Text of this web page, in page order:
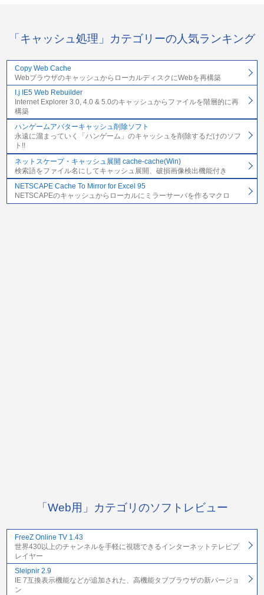
「キャッシュ処理」カテゴリーの人気ランキング
Copy Web Cache
WebブラウザのキャッシュからローカルディスクにWebを再構築
I.j IE5 Web Rebuilder
Internet Explorer 3.0, 4.0 & 5.0のキャッシュからファイルを階層的に再
構築
ハンゲームアバターキャッシュ削除ソフト
永遠に溜まっていく「ハンゲーム」のキャッシュを削除するだけのソフ
ト!!
ネットスケープ・キャッシュ展開 cache-cache(Win)
検索語をファイル名にしてキャッシュ展開、破損画像検出機能付き
NETSCAPE Cache To Mirror for Excel 95
NETSCAPEのキャッシュからローカルにミラーサーバを作るマクロ
「Web用」カテゴリのソフトレビュー
FreeZ Online TV 1.43
世界430以上のチャンネルを手軽に視聴できるインターネットテレビプ
レイヤー
Sleipnir 2.9
IE 7互換表示機能などが追加された、高機能タブブラウザの新バージョ
ン